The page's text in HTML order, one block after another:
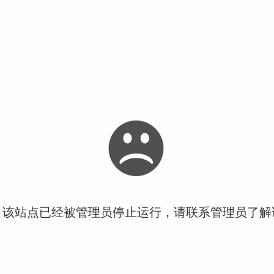
站点已经被管理员停止运行，请联系管理员了